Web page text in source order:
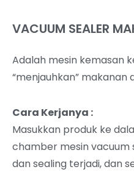
VACUUM SEALER
Adalah mesin kemasan
“menjauhkan” makanan
Cara Kerjanya :
Masukkan produk ke
chamber mesin vacuum
dan sealing terjadi, dan